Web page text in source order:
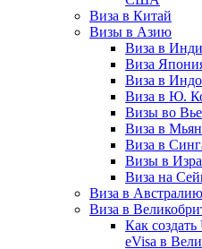
Виза в Китай
Визы в Азию
Виза в
Виза
Виза в
Виза в Ю.
Визы во
Виза в
Виза в
Визы в
Виза на
Виза в Австралию
Виза в
Как
eVisa в